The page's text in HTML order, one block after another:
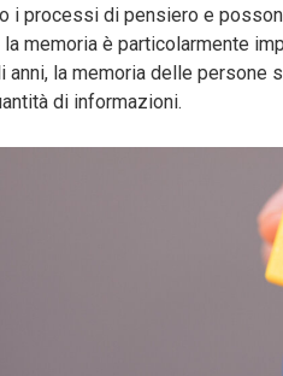
i processi di pensiero e
memoria è particolarmente
anni, la memoria delle
di informazioni.